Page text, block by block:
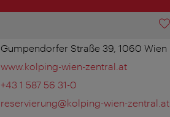
Gumpendorfer Straße 39, 1060 Wien
www.kolping-wien-zentral.at
+43 1 587 56 31-0
reservierung@kolping-wien-zentral.at